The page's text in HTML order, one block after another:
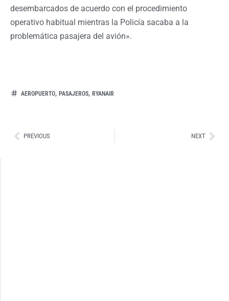
desembarcados de acuerdo con el procedimiento
operativo habitual mientras la Policía sacaba a la
problemática pasajera del avión».
AEROPUERTO, PASAJEROS, RYANAIR
AntPREVIOUS NEXT